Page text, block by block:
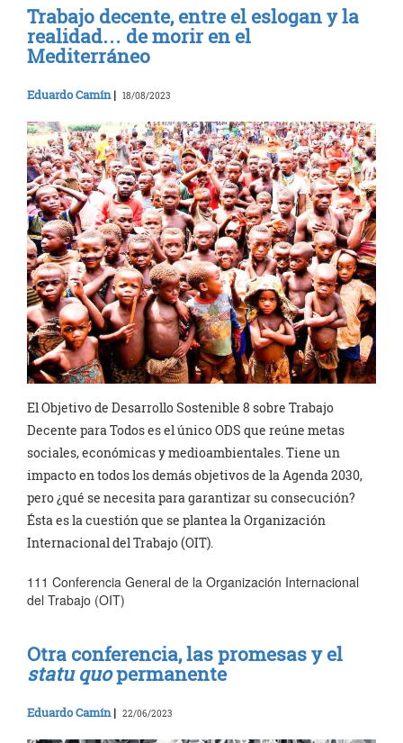
Trabajo decente, entre el eslogan y la
realidad… de morir en el
Mediterráneo
Eduardo Camín| 18/08/2023
El Objetivo de Desarrollo Sostenible 8 sobre Trabajo
Decente para Todos es el único ODS que reúne metas
sociales, económicas y medioambientales. Tiene un
impacto en todos los demás objetivos de la Agenda 2030,
pero ¿qué se necesita para garantizar su consecución?
Ésta es la cuestión que se plantea la Organización
Internacional del Trabajo (OIT).
111 Conferencia General de la Organización Internacional
del Trabajo (OIT)
Otra conferencia, las promesas y el
statu quopermanente
Eduardo Camín| 22/06/2023